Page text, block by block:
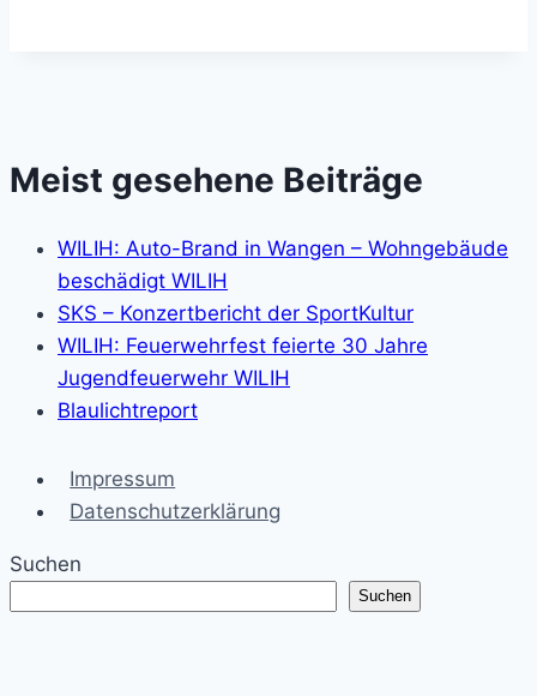
Meist gesehene Beiträge
WILIH: Auto-Brand in Wangen – Wohngebäude
beschädigt WILIH
SKS – Konzertbericht der SportKultur
WILIH: Feuerwehrfest feierte 30 Jahre
Jugendfeuerwehr WILIH
Blaulichtreport
Impressum
Datenschutzerklärung
Suchen
Suchen